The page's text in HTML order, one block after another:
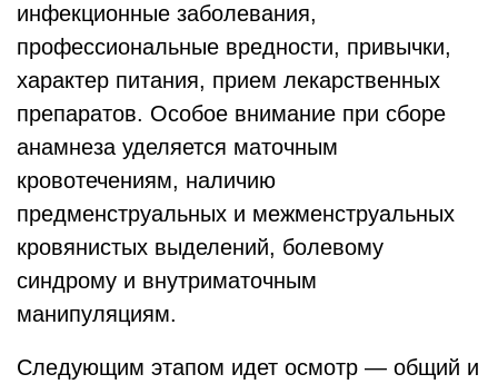
инфекционные заболевания,
профессиональные вредности, привычки,
характер питания, прием лекарственных
препаратов. Особое внимание при сборе
анамнеза уделяется маточным
кровотечениям, наличию
предменструальных и межменструальных
кровянистых выделений, болевому
синдрому и внутриматочным
манипуляциям.
Следующим этапом идет осмотр — общий и